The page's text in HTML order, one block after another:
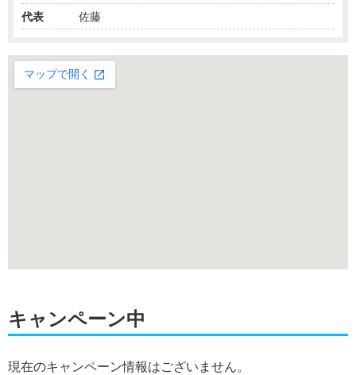
代表
佐藤
キャンペーン中
現在のキャンペーン情報はございません。